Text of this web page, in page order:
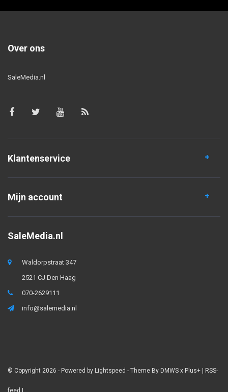
Over ons
SaleMedia.nl
Klantenservice
Mijn account
SaleMedia.nl
Waldorpstraat 347
2521 CJ Den Haag
070-2629111
info@salemedia.nl
© Copyright 2026 - Powered by Lightspeed - Theme By DMWS x Plus+ | RSS-
feed |